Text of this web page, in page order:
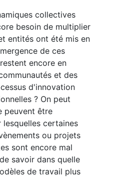
collectives
besoin de multiplier
entités ont été mis en
de ces
encore en
et des
d'innovation
? On peut
peuvent être
certaines
ou projets
sont encore mal
savoir dans quelle
de travail plus